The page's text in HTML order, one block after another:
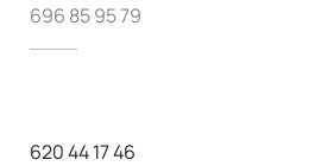
696 85 95 79
620 44 17 46